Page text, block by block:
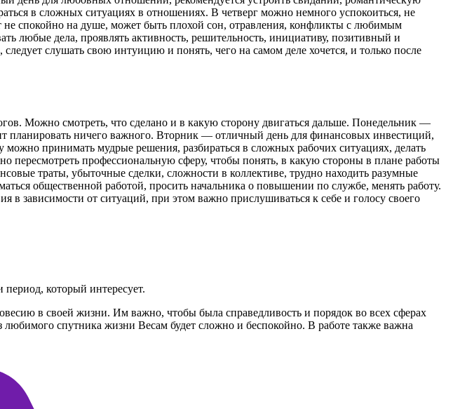
в сложных ситуациях в отношениях. В четверг можно немного успокоиться, не
спокойно на душе, может быть плохой сон, отравления, конфликты с любимым
любые дела, проявлять активность, решительность, инициативу, позитивный и
слушать свою интуицию и понять, чего на самом деле хочется, и только после
Можно смотреть, что сделано и в какую сторону двигаться дальше. Понедельник —
планировать ничего важного. Вторник — отличный день для финансовых инвестиций,
принимать мудрые решения, разбираться в сложных рабочих ситуациях, делать
профессиональную сферу, чтобы понять, в какую стороны в плане работы
траты, убыточные сделки, сложности в коллективе, трудно находить разумные
общественной работой, просить начальника о повышении по службе, менять работу.
в зависимости от ситуаций, при этом важно прислушиваться к себе и голосу своего
который интересует.
в своей жизни. Им важно, чтобы была справедливость и порядок во всех сферах
спутника жизни Весам будет сложно и беспокойно. В работе также важна